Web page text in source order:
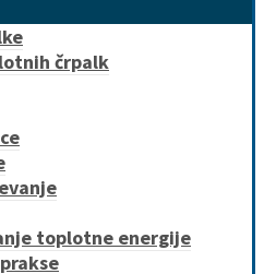
črpalk
toplotne energije